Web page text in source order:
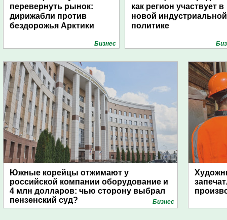
перевернуть рынок:
дирижабли против
бездорожья Арктики
Бизнес
как регион участвует в
новой индустриальной
политике
Южные корейцы отжимают у
российской компании оборудование и
4 млн долларов: чью сторону выбрал
пензенский суд?
Бизнес